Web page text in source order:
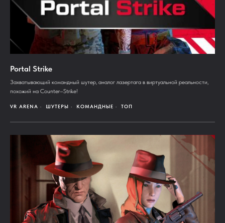
Portal Strike
Захватывающий командный шутер, аналог лазертага в виртуальной реальности,
похожий на Counter–Strike!
VR ARENA ШУТЕРЫ КОМАНДНЫЕ ТОП